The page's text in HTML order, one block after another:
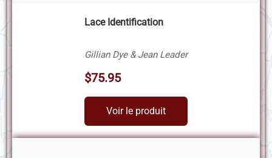
Lace Identification
Gillian Dye & Jean Leader
$75.95
Voir le produit